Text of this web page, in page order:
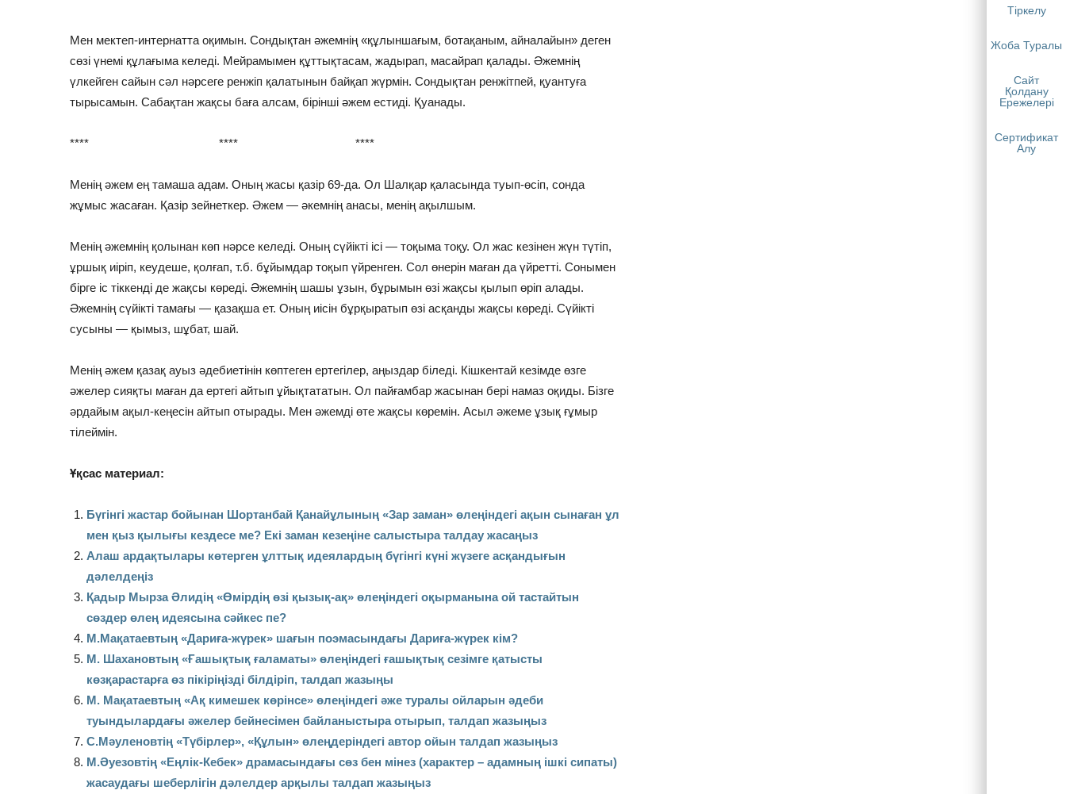
Тіркелу
Жоба Туралы
Сайт
Қолдану
Ережелері
Сертификат
Алу
Мен мектеп-интернатта оқимын. Сондықтан әжемнің «құлыншағым, ботақаным, айналайын» деген
сөзі үнемі құлағыма келеді. Мейрамымен құттықтасам, жадырап, масайрап қалады. Әжемнің
үлкейген сайын сәл нәрсеге ренжіп қалатынын байқап жүрмін. Сондықтан ренжітпей, қуантуға
тырысамын. Сабақтан жақсы баға алсам, бірінші әжем естиді. Қуанады.
**** **** ****
Менің әжем ең тамаша адам. Оның жасы қазір 69-да. Ол Шалқар қаласында туып-өсіп, сонда
жұмыс жасаған. Қазір зейнеткер. Әжем — әкемнің анасы, менің ақылшым.
Менің әжемнің қолынан көп нәрсе келеді. Оның сүйікті ісі — тоқыма тоқу. Ол жас кезінен жүн түтіп,
ұршық иіріп, кеудеше, қолғап, т.б. бұйымдар тоқып үйренген. Сол өнерін маған да үйретті. Сонымен
бірге іс тіккенді де жақсы көреді. Әжемнің шашы ұзын, бұрымын өзі жақсы қылып өріп алады.
Әжемнің сүйікті тамағы — қазақша ет. Оның иісін бұрқыратып өзі асқанды жақсы көреді. Сүйікті
сусыны — қымыз, шұбат, шай.
Менің әжем қазақ ауыз әдебиетінін көптеген ертегілер, аңыздар біледі. Кішкентай кезімде өзге
әжелер сияқты маған да ертегі айтып ұйықтататын. Ол пайғамбар жасынан бері намаз оқиды. Бізге
әрдайым ақыл-кеңесін айтып отырады. Мен әжемді өте жақсы көремін. Асыл әжеме ұзық ғұмыр
тілеймін.
Ұқсас материал:
Бүгінгі жастар бойынан Шортанбай Қанайұлының «Зар заман» өлеңіндегі ақын сынаған ұл
мен қыз қылығы кездесе ме? Екі заман кезеңіне салыстыра талдау жасаңыз
Алаш ардақтылары көтерген ұлттық идеялардың бүгінгі күні жүзеге асқандығын
дәлелдеңіз
Қадыр Мырза Әлидің «Өмірдің өзі қызық-ақ» өлеңіндегі оқырманына ой тастайтын
сөздер өлең идеясына сәйкес пе?
М.Мақатаевтың «Дариға-жүрек» шағын поэмасындағы Дариға-жүрек кім?
М. Шахановтың «Ғашықтық ғаламаты» өлеңіндегі ғашықтық сезімге қатысты
көзқарастарға өз пікіріңізді білдіріп, талдап жазыңы
М. Мақатаевтың «Ақ кимешек көрінсе» өлеңіндегі әже туралы ойларын әдеби
туындылардағы әжелер бейнесімен байланыстыра отырып, талдап жазыңыз
С.Мәуленовтің «Түбірлер», «Құлын» өлеңдеріндегі автор ойын талдап жазыңыз
М.Әуезовтің «Еңлік-Кебек» драмасындағы сөз бен мінез (характер – адамның ішкі сипаты)
жасаудағы шеберлігін дәлелдер арқылы талдап жазыңыз